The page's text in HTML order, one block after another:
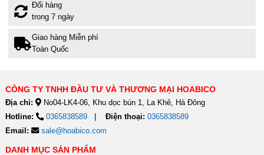
Đổi hàng
trong 7 ngày
Giao hàng Miễn phí
Toàn Quốc
CÔNG TY TNHH ĐẦU TƯ VÀ THƯƠNG MẠI HOABICO
Địa chỉ:
No04-LK4-06, Khu dọc bún 1, La Khê, Hà Đông
Hotline:
0365838589 Điện thoại: 0365838589
Email:
sale@hoabico.com
DANH MỤC SẢN PHẨM